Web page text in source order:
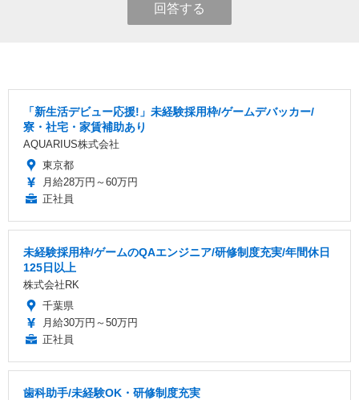
回答する
「新生活デビュー応援!」未経験採用枠/ゲームデバッカー/
寮・社宅・家賃補助あり
AQUARIUS株式会社
東京都
月給28万円～60万円
正社員
未経験採用枠/ゲームのQAエンジニア/研修制度充実/年間休日
125日以上
株式会社RK
千葉県
月給30万円～50万円
正社員
歯科助手/未経験OK・研修制度充実